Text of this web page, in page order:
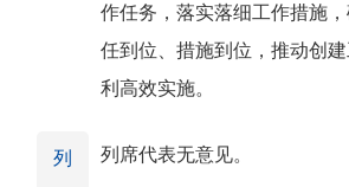
作任务，落实落细工作措施
任到位、措施到位，推动创
利高效实施。
列 列席代表无意见。